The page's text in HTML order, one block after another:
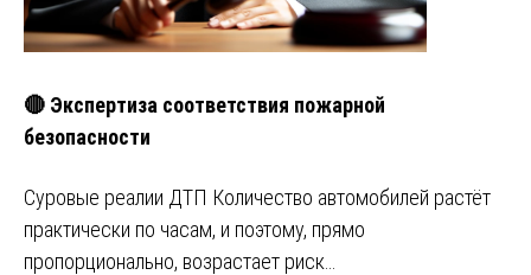
🔴 Экспертиза соответствия пожарной
безопасности
Суровые реалии ДТП Количество автомобилей растёт
практически по часам, и поэтому, прямо
пропорционально, возрастает риск…